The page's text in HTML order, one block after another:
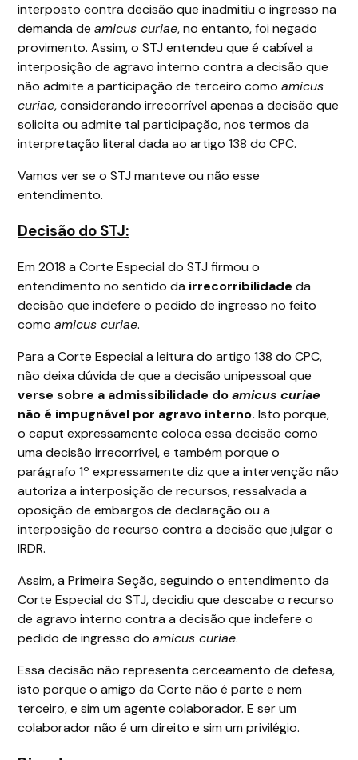
interposto contra decisão que inadmitiu o ingresso na
demanda deamicus curiae, no entanto, foi negado
provimento. Assim, o STJ entendeu que é cabível a
interposição de agravo interno contra a decisão que
não admite a participação de terceiro comoamicus
curiae, considerando irrecorrível apenas a decisão que
solicita ou admite tal participação, nos termos da
interpretação literal dada ao artigo 138 do CPC.
Vamos ver se o STJ manteve ou não esse
entendimento.
Decisão do STJ:
Em 2018 a Corte Especial do STJ firmou o
entendimento no sentido da irrecorribilidade da
decisão que indefere o pedido de ingresso no feito
comoamicus curiae.
Para a Corte Especial a leitura do artigo 138 do CPC,
não deixa dúvida de que a decisão unipessoal que
verse sobre a admissibilidade doamicus curiae
não é impugnável por agravo interno. Isto porque,
o caput expressamente coloca essa decisão como
uma decisão irrecorrível, e também porque o
parágrafo 1º expressamente diz que a intervenção não
autoriza a interposição de recursos, ressalvada a
oposição de embargos de declaração ou a
interposição de recurso contra a decisão que julgar o
IRDR.
Assim, a Primeira Seção, seguindo o entendimento da
Corte Especial do STJ, decidiu que descabe o recurso
de agravo interno contra a decisão que indefere o
pedido de ingresso doamicus curiae.
Essa decisão não representa cerceamento de defesa,
isto porque o amigo da Corte não é parte e nem
terceiro, e sim um agente colaborador. E ser um
colaborador não é um direito e sim um privilégio.